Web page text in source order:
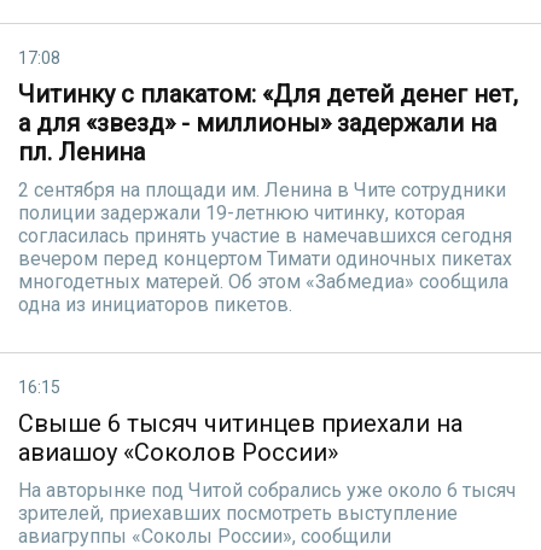
17:08
Читинку с плакатом: «Для детей денег нет,
а для «звезд» - миллионы» задержали на
пл. Ленина
2 сентября на площади им. Ленина в Чите сотрудники
полиции задержали 19-летнюю читинку, которая
согласилась принять участие в намечавшихся сегодня
вечером перед концертом Тимати одиночных пикетах
многодетных матерей. Об этом «Забмедиа» сообщила
одна из инициаторов пикетов.
16:15
Свыше 6 тысяч читинцев приехали на
авиашоу «Соколов России»
На авторынке под Читой собрались уже около 6 тысяч
зрителей, приехавших посмотреть выступление
авиагруппы «Соколы России», сообщили